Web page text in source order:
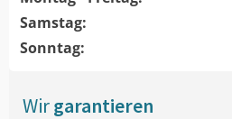
Samstag:
Sonntag:
Wirgarantieren